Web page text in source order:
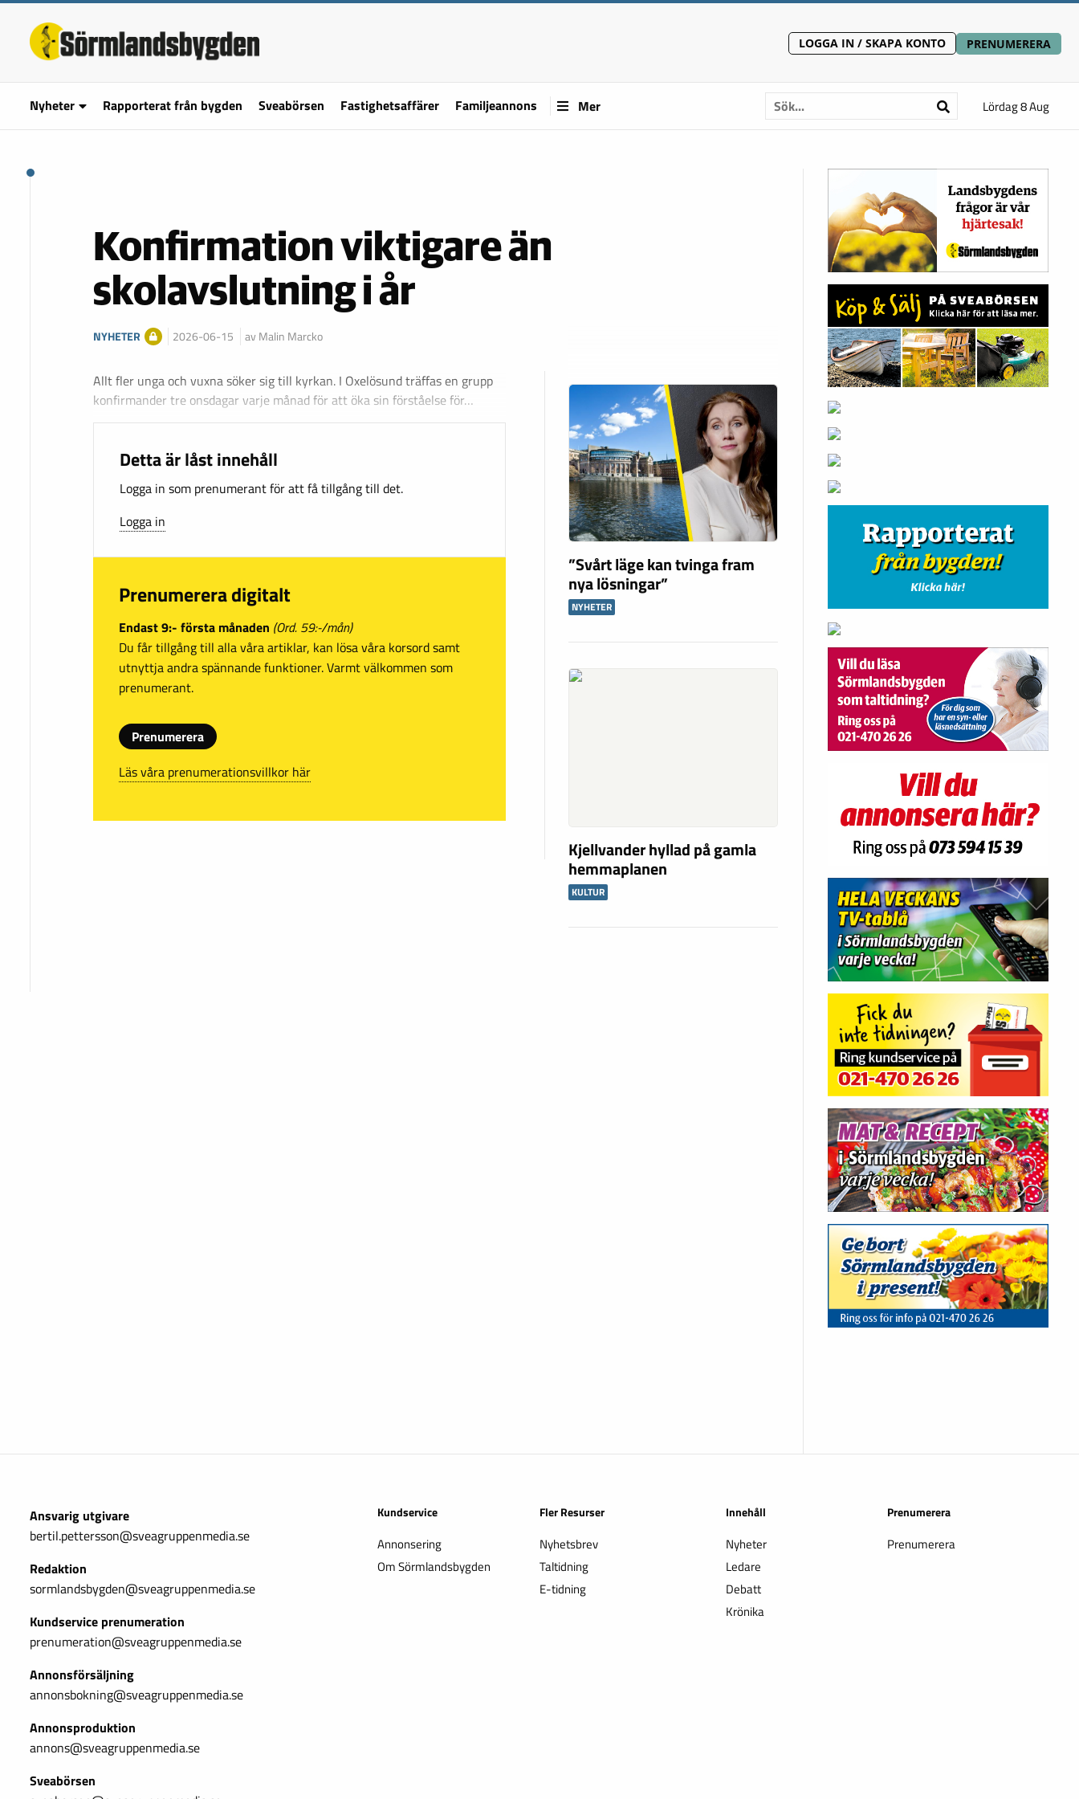
LOGGA IN / SKAPA KONTO PRENUMERERA
Nyheter Rapporterat från bygden Sveabörsen Fastighetsaffärer Familjeannons Mer Lördag 8 Aug
Konfirmation viktigare än
skolavslutning i år
NYHETER 2026-06-15 av Malin Marcko
Allt fler unga och vuxna söker sig till kyrkan. I Oxelösund träffas en grupp
konfirmander tre onsdagar varje månad för att öka sin förståelse för…
Detta är låst innehåll
Logga in som prenumerant för att få tillgång till det.
Logga in
Prenumerera digitalt
Endast 9:- första månaden (Ord. 59:-/mån)
Du får tillgång till alla våra artiklar, kan lösa våra korsord samt
utnyttja andra spännande funktioner. Varmt välkommen som
prenumerant.
Prenumerera
Läs våra prenumerationsvillkor här
”Svårt läge kan tvinga fram
nya lösningar”
NYHETER
Kjellvander hyllad på gamla
hemmaplanen
KULTUR
Ansvarig utgivare
bertil.pettersson@sveagruppenmedia.se
Redaktion
sormlandsbygden@sveagruppenmedia.se
Kundservice prenumeration
prenumeration@sveagruppenmedia.se
Annonsförsäljning
annonsbokning@sveagruppenmedia.se
Annonsproduktion
annons@sveagruppenmedia.se
Sveabörsen
Kundservice
Annonsering
Om Sörmlandsbygden
Fler Resurser
Nyhetsbrev
Taltidning
E-tidning
Innehåll
Nyheter
Ledare
Debatt
Krönika
Prenumerera
Prenumerera